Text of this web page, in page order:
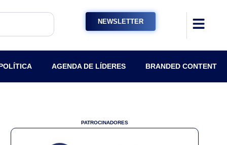
NEWSLETTER
AGENDA DE LÍDERES BRANDED CONTENT
PATROCINADORES